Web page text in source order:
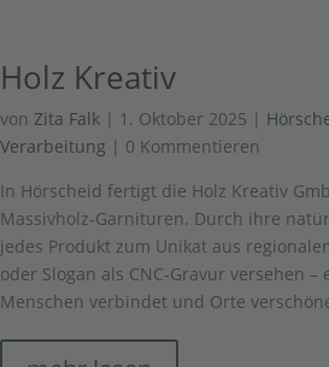
Holz Kreativ
von Zita Falk | 1. Oktober 2025 |
Verarbeitung | 0 Kommentieren
In Hörscheid fertigt die Holz Kreativ
Massivholz-Garnituren. Durch ihre
jedes Produkt zum Unikat aus
oder Slogan als CNC-Gravur versehen –
Menschen verbindet und Orte